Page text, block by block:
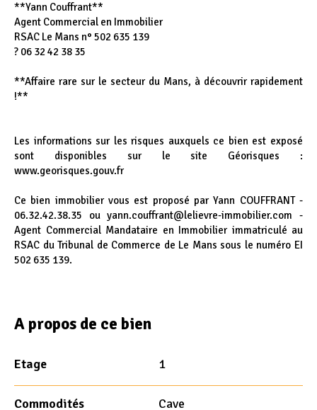
**Yann Couffrant**
Agent Commercial en Immobilier
RSAC Le Mans n° 502 635 139
? 06 32 42 38 35
**Affaire rare sur le secteur du Mans, à découvrir rapidement
!**
Les informations sur les risques auxquels ce bien est exposé
sont disponibles sur le site Géorisques :
www.georisques.gouv.fr
Ce bien immobilier vous est proposé par Yann COUFFRANT -
06.32.42.38.35 ou yann.couffrant@lelievre-immobilier.com -
Agent Commercial Mandataire en Immobilier immatriculé au
RSAC du Tribunal de Commerce de Le Mans sous le numéro EI
502 635 139.
A propos de ce bien
Etage 1
Commodités Cave